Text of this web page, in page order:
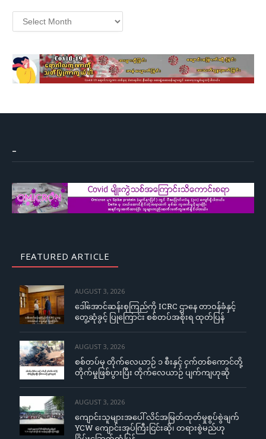
–
FEATURED ARTICLE
AUGUST 3, 2026
ဒေါ်အောင်ဆန်းစုကြည်ကို ICRC ဌာနေ တာဝန်ခံနှင့်
တွေ့ဆုံခွင့် ပြုကြောင်း စစ်တပ်အစိုးရ ထုတ်ပြန်
AUGUST 3, 2026
စစ်တပ်မှ တိုက်လေယာဉ် ၁ စီးနှင့် ငှက်တစ်ကောင်တို့
တိုက်မှုဖြစ်ပွားပြီး တိုက်လေယာဉ် ပျက်ကျဟုဆို
AUGUST 3, 2026
ကျောင်းသူများအပေါ် လိင်အမြတ်ထုတ်မှုစွပ်စွဲချက်
YCW ကျောင်းအုပ်ကြီးငြင်းဆို၊ တရားစွဲမည်ဟု